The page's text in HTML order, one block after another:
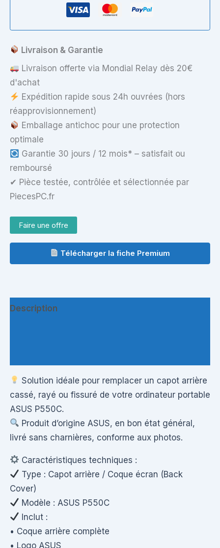
P550C
–
Avec
antennes
WiFi
Livraison & Garantie
Livraison offerte via Mondial Relay dès 20€
d'achat
Expédition rapide sous 24h ouvrées (hors
réapprovisionnement)
Emballage antichoc pour une protection
optimale
Garantie 30 jours / 12 mois* – satisfait ou
remboursé
✔ Pièce testée, contrôlée et sélectionnée par
PiecesPC.fr
Faire une offre
Télécharger la fiche Premium
Description
Solution idéale pour remplacer un capot arrière
cassé, rayé ou fissuré de votre ordinateur portable
ASUS P550C.
Produit d’origine ASUS, en bon état général,
livré sans charnières, conforme aux photos.
Caractéristiques techniques :
Type : Capot arrière / Coque écran (Back
Cover)
Modèle : ASUS P550C
Inclut :
• Coque arrière complète
• Logo ASUS